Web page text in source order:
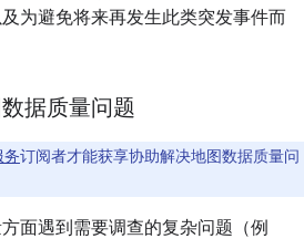
为避免将来再发生此类突发事件而
据质量问题
务订阅者才能获享协助解决地图数据质量问
面遇到需要调查的复杂问题（例